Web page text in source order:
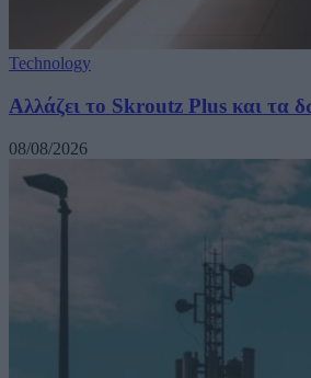
Technology
Αλλάζει το Skroutz Plus και τα
08/08/2026